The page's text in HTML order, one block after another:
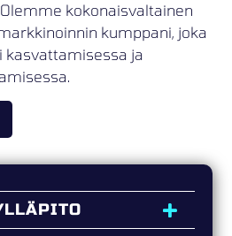
kokonaisvaltainen
kumppani, joka
ja